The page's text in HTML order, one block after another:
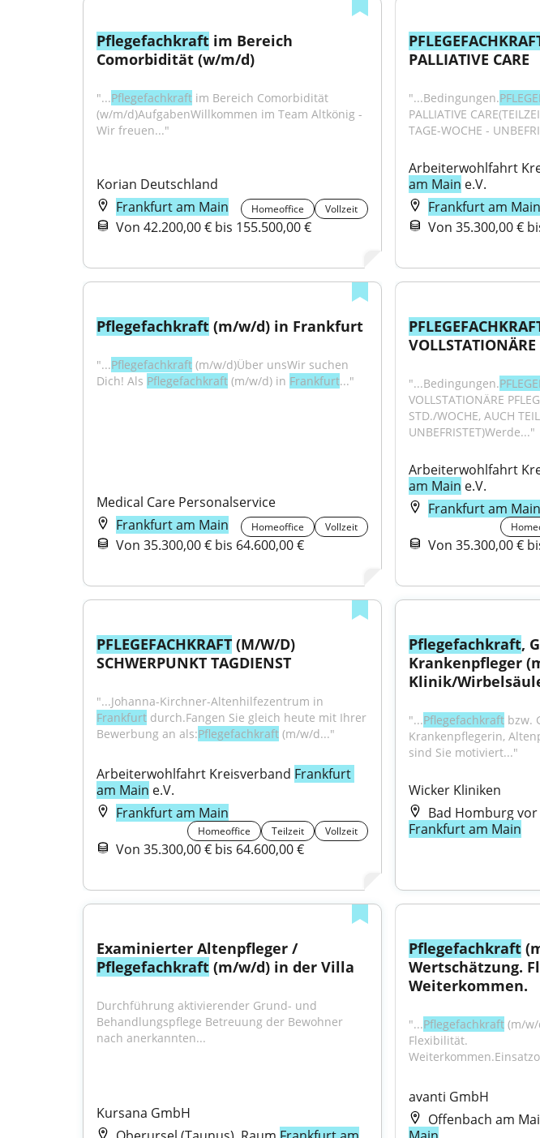
Pflegefachkraft im Bereich
Comorbidität (w/m/d)
"...Pflegefachkraft im Bereich Comorbidität
(w/m/d)AufgabenWillkommen im Team Altkönig -
Wir freuen..."
Korian Deutschland
Frankfurt am Main
Homeoffice Vollzeit
Von 42.200,00 € bis 155.500,00 €
PALLIATIVE CARE
"...Bedingungen.
PALLIATIVE
TAGE-WOCHE -
Arbeiterwohlfahrt
am Main e.V.
Frankfurt am Main
Von 35.300,00 €
Pflegefachkraft (m/w/d) in Frankfurt
"...Pflegefachkraft (m/w/d)Über unsWir suchen
Dich! Als Pflegefachkraft (m/w/d) in Frankfurt..."
Medical Care Personalservice
Frankfurt am Main
Homeoffice Vollzeit
Von 35.300,00 € bis 64.600,00 €
VOLLSTATIONÄRE
"...Bedingungen.
VOLLSTATIONÄRE
STD./WOCHE, AUCH
UNBEFRISTET)Werde..."
Arbeiterwohlfahrt
am Main e.V.
Frankfurt am Main
Von 35.300,00 €
PFLEGEFACHKRAFT (M/W/D)
SCHWERPUNKT TAGDIENST
Frankfurt durch.Fangen Sie gleich heute mit Ihrer
Bewerbung an als:Pflegefachkraft (m/w/d..."
Arbeiterwohlfahrt Kreisverband Frankfurt
am Main e.V.
Frankfurt am Main
Homeoffice Teilzeit Vollzeit
Von 35.300,00 € bis 64.600,00 €
Pflegefachkraft,
Krankenpfleger
Klinik/
"...Pflegefachkraft bzw.
Krankenpflegerin,
sind Sie motiviert..."
Wicker Kliniken
Bad Homburg
Frankfurt am Main
Examinierter Altenpfleger /
Pflegefachkraft (m/w/d) in der Villa
Durchführung aktivierender Grund- und
Behandlungspflege Betreuung der Bewohner
nach anerkannten...
Kursana GmbH
Pflegefachkraft
Wertschätzung.
Weiterkommen.
"...Pflegefachkraft (m/
Flexibilität.
avanti GmbH
Offenbach am